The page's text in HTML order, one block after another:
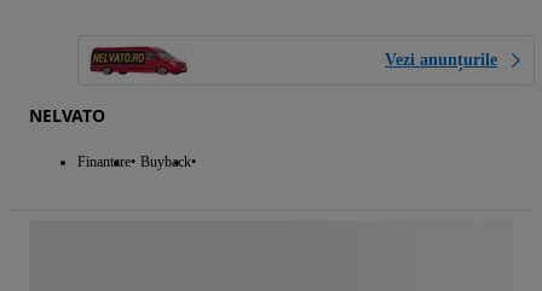
Vezi anunțurile
NELVATO
Finantare Buyback